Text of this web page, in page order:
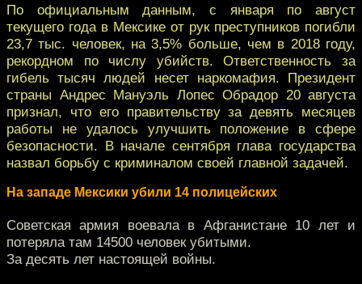
По официальным данным, с января по август
текущего года в Мексике от рук преступников погибли
23,7 тыс. человек, на 3,5% больше, чем в 2018 году,
рекордном по числу убийств. Ответственность за
гибель тысяч людей несет наркомафия. Президент
страны Андрес Мануэль Лопес Обрадор 20 августа
признал, что его правительству за девять месяцев
работы не удалось улучшить положение в сфере
безопасности. В начале сентября глава государства
назвал борьбу с криминалом своей главной задачей.
На западе Мексики убили 14 полицейских
Советская армия воевала в Афганистане 10 лет и
потеряла там 14500 человек убитыми.
За десять лет настоящей войны.